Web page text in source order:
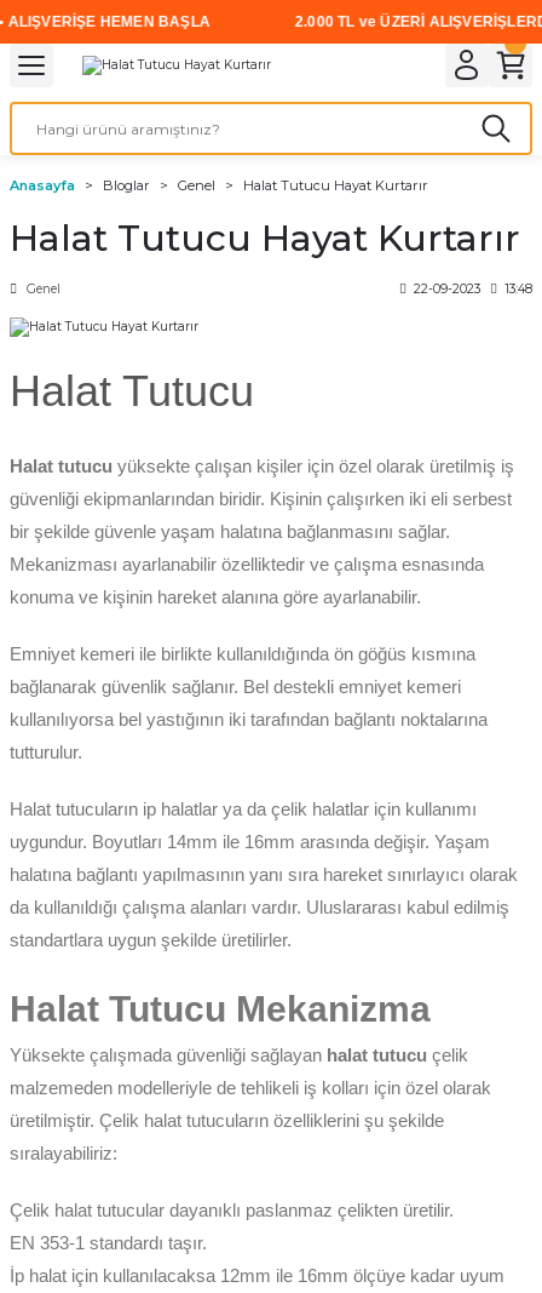
HEMEN BAŞLA 2.000 TL ve ÜZERİ ALIŞVERİŞLERDE
Geri Dön
Geri Dön
Geri Dön
Akıllı Vidalar
Geri Dön
Geri Dön
Akülü Vidalamalar
Gaz Armatürleri
Geri Dön
Geri Dön
Cırt Zımparalar
Anasayfa
Bloglar Genel Halat Tutucu Hayat Kurtarır
Halat Tutucu Hayat Kurtarır
Genel 22-09-2023 13:48
Halat Tutucu
Halat tutucu yüksekte çalışan kişiler için özel olarak üretilmiş iş
güvenliği ekipmanlarından biridir. Kişinin çalışırken iki eli serbest
bir şekilde güvenle yaşam halatına bağlanmasını sağlar.
Mekanizması ayarlanabilir özelliktedir ve çalışma esnasında
konuma ve kişinin hareket alanına göre ayarlanabilir.
Emniyet kemeri ile birlikte kullanıldığında ön göğüs kısmına
bağlanarak güvenlik sağlanır. Bel destekli emniyet kemeri
kullanılıyorsa bel yastığının iki tarafından bağlantı noktalarına
tutturulur.
Halat tutucuların ip halatlar ya da çelik halatlar için kullanımı
uygundur. Boyutları 14mm ile 16mm arasında değişir. Yaşam
halatına bağlantı yapılmasının yanı sıra hareket sınırlayıcı olarak
da kullanıldığı çalışma alanları vardır. Uluslararası kabul edilmiş
standartlara uygun şekilde üretilirler.
Halat Tutucu Mekanizma
Yüksekte çalışmada güvenliği sağlayan halat tutucu çelik
malzemeden modelleriyle de tehlikeli iş kolları için özel olarak
üretilmiştir. Çelik halat tutucuların özelliklerini şu şekilde
sıralayabiliriz:
Çelik halat tutucular dayanıklı paslanmaz çelikten üretilir.
EN 353-1 standardı taşır.
İp halat için kullanılacaksa 12mm ile 16mm ölçüye kadar uyum